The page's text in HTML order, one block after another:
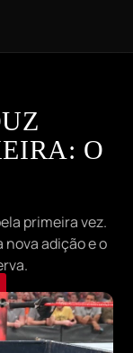
O
primeira vez.
nova adição e o